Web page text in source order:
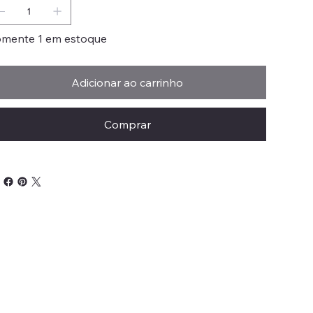
1 em estoque
Adicionar ao carrinho
Comprar